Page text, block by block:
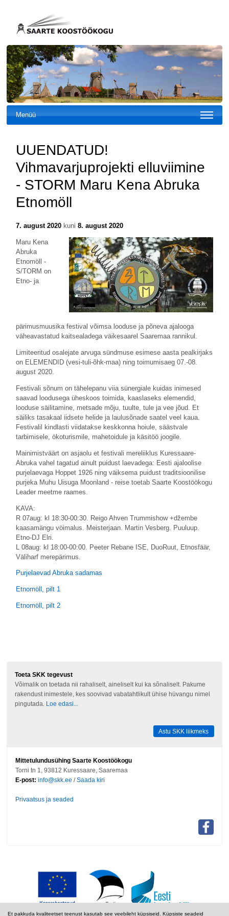
Et pakkuda kvaliteetset teenust kasutab see veebileht küpsiseid. Küpsiste seadeid
Menüü
UUENDATUD!
Vihmavarjuprojekti elluviimine
- STORM Maru Kena Abruka
Etnomöll
7. august 2020kuni 8. august 2020
Maru Kena
Abruka
Etnomöll -
S/TORM on
Etno- ja
pärimusmuusika festival võimsa looduse ja põneva ajalooga
väheavastatud kaitsealadega väikesaarel Saaremaa rannikul.
Limiteeritud osalejate arvuga sündmuse esimese aasta pealkirjaks
on ELEMENDID (vesi-tuli-õhk-maa) ning toimumisaeg 07.-08.
august 2020.
Festivali sõnum on tähelepanu viia sünergiale kuidas inimesed
saavad loodusega üheskoos toimida, kaaslaseks elemendid,
looduse säilitamine, metsade mõju, tuulte, tule ja vee jõud. Et
säiliks tasakaal iidsete helide ja laulusõnade saatel veel kaua.
Festivalil kindlasti viidatakse keskkonna hoiule, säästvale
tarbimisele, ökoturismile, mahetoidule ja käsitöö joogile.
Mainimistväärt on asjaolu et festivali mereliiklus Kuressaare-
Abruka vahel tagatud ainult puidust laevadega: Eesti ajaloolise
purjelaevaga Hoppet 1926 ning väiksema puidust traditsioonilise
purjeka Muhu Uisuga Moonland - reise toetab Saarte Koostöökogu
Leader meetme raames.
KAVA:
R 07aug: kl 18:30-00:30. Reigo Ahven Trummishow +džembe
kaasamängu vöimalus. Meisterjaan. Martin Vesberg. Puuluup.
Etno-DJ Elri.
L 08aug: kl 18:00-00:00. Peeter Rebane ISE, DuoRuut, Etnosfäär,
Väliharf merepärimus.
Purjelaevad Abruka sadamas
Etnomöll, pilt 1
Etnomöll, pilt 2
Toeta SKK tegevust
Võimalik on toetada nii rahaliselt, aineliselt kui ka sõnaliselt. Pakume
rakendust inimestele, kes soovivad vabatahtlikult ühise hüvangu nimel
pingutada.
Loe edasi...
Astu SKK liikmeks
Mittetulundusühing Saarte Koostöökogu
Torni tn 1, 93812 Kuressaare, Saaremaa
E-post: info@skk.ee /Saada kiri
Privaatsus ja seaded